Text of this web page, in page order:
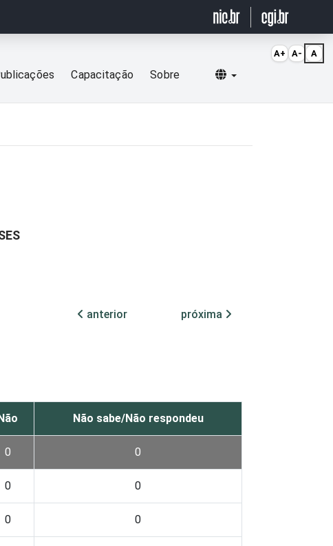
Capacitação Sobre Selecionar idioma
anterior
próxima
Não Não sabe/Não respondeu
0 0
0 0
0 0
A+ A- A